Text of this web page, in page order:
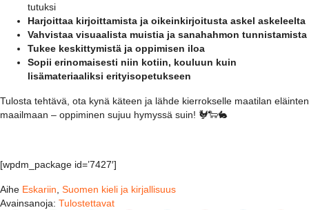
tutuksi
Harjoittaa kirjoittamista ja oikeinkirjoitusta askel askeleelta
Vahvistaa visuaalista muistia ja sanahahmon tunnistamista
Tukee keskittymistä ja oppimisen iloa
Sopii erinomaisesti niin kotiin, kouluun kuin
lisämateriaaliksi erityisopetukseen
Tulosta tehtävä, ota kynä käteen ja lähde kierrokselle maatilan eläinten
maailmaan – oppiminen sujuu hymyssä suin! 🐓🐑🐇
[wpdm_package id=’7427′]
Aihe Eskariin Suomen kieli ja kirjallisuus
Avainsanoja: Tulostettavat